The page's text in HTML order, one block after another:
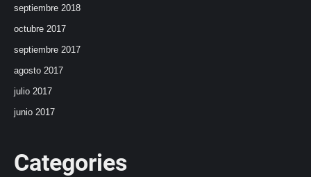
septiembre 2018
octubre 2017
septiembre 2017
agosto 2017
julio 2017
junio 2017
Categories